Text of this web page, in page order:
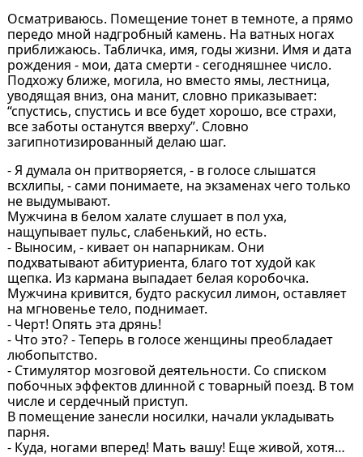
Осматриваюсь. Помещение тонет в темноте, а прямо
передо мной надгробный камень. На ватных ногах
приближаюсь. Табличка, имя, годы жизни. Имя и дата
рождения - мои, дата смерти - сегодняшнее число.
Подхожу ближе, могила, но вместо ямы, лестница,
уводящая вниз, она манит, словно приказывает:
“спустись, спустись и все будет хорошо, все страхи,
все заботы останутся вверху”. Словно
загипнотизированный делаю шаг.
- Я думала он притворяется, - в голосе слышатся
всхлипы, - сами понимаете, на экзаменах чего только
не выдумывают.
Мужчина в белом халате слушает в пол уха,
нащупывает пульс, слабенький, но есть.
- Выносим, - кивает он напарникам. Они
подхватывают абитуриента, благо тот худой как
щепка. Из кармана выпадает белая коробочка.
Мужчина кривится, будто раскусил лимон, оставляет
на мгновенье тело, поднимает.
- Черт! Опять эта дрянь!
- Что это? - Теперь в голосе женщины преобладает
любопытство.
- Стимулятор мозговой деятельности. Со списком
побочных эффектов длинной с товарный поезд. В том
числе и сердечный приступ.
В помещение занесли носилки, начали укладывать
парня.
- Куда, ногами вперед! Мать вашу! Еще живой, хотя…